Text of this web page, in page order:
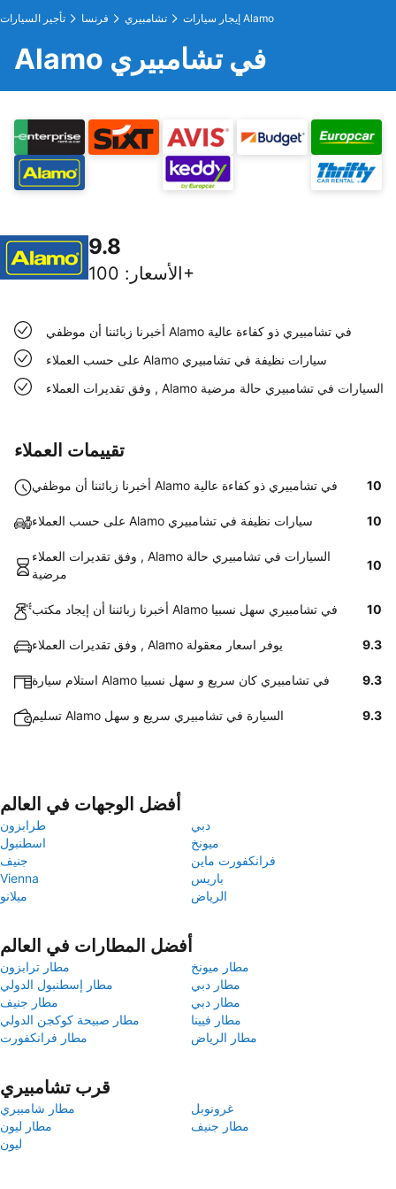
تأجير السيارات فرنسا تشامبيري إيجار سيارات Alamo
Alamo في تشامبيري
9.8
الأسعار : 100+
أخبرنا زبائننا أن موظفي Alamo في تشامبيري ذو كفاءة عالية
على حسب العملاء Alamo سيارات نظيفة في تشامبيري
وفق تقديرات العملاء , Alamo السيارات في تشامبيري حالة مرضية
تقييمات العملاء
أخبرنا زبائننا أن موظفي Alamo في تشامبيري ذو كفاءة عالية 10
على حسب العملاء Alamo سيارات نظيفة في تشامبيري 10
وفق تقديرات العملاء , Alamo السيارات في تشامبيري حالة
مرضية
10
أخبرنا زبائننا أن إيجاد مكتب Alamo في تشامبيري سهل نسبيا 10
وفق تقديرات العملاء , Alamo يوفر اسعار معقولة 9.3
استلام سيارة Alamo في تشامبيري كان سريع و سهل نسبيا 9.3
تسليم Alamo السيارة في تشامبيري سريع و سهل 9.3
أفضل الوجهات في العالم
طرابزون
دبي
اسطنبول
ميونخ
جنيف
فرانكفورت ماين
Vienna
باريس
ميلانو
الرياض
أفضل المطارات في العالم
مطار ترابزون
مطار ميونخ
مطار إسطنبول الدولي
مطار دبي
مطار جنيف
مطار دبي
مطار صبيحة كوكجن الدولي
مطار فيينا
مطار فرانكفورت
مطار الرياض
قرب تشامبيري
مطار شامبيري
غرونوبل
مطار ليون
مطار جنيف
ليون